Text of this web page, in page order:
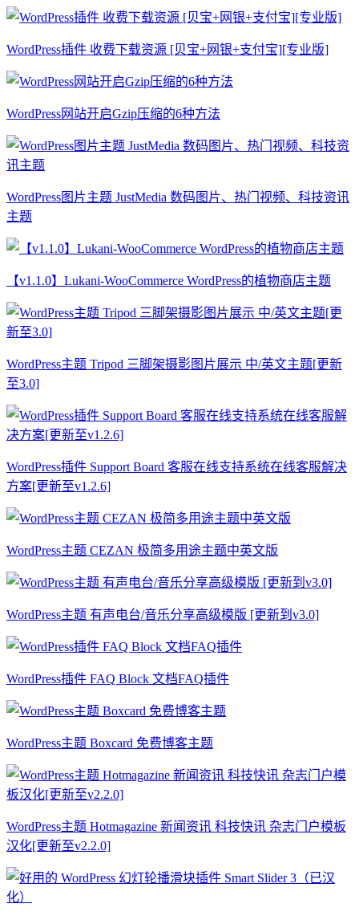
WordPress插件 收费下载资源 [贝宝+网银+支付宝][专业版]
WordPress网站开启Gzip压缩的6种方法
WordPress图片主题 JustMedia 数码图片、热门视频、科技资讯
主题
【v1.1.0】Lukani-WooCommerce WordPress的植物商店主题
WordPress主题 Tripod 三脚架摄影图片展示 中/英文主题[更新
至3.0]
WordPress插件 Support Board 客服在线支持系统在线客服解决
方案[更新至v1.2.6]
WordPress主题 CEZAN 极简多用途主题中英文版
WordPress主题 有声电台/音乐分享高级模版 [更新到v3.0]
WordPress插件 FAQ Block 文档FAQ插件
WordPress主题 Boxcard 免费博客主题
WordPress主题 Hotmagazine 新闻资讯 科技快讯 杂志门户模板
汉化[更新至v2.2.0]